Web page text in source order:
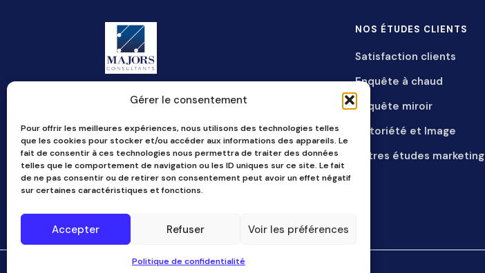
Gérer le consentement
Pour offrir les meilleures expériences, nous utilisons des technologies telles
que les cookies pour stocker et/ou accéder aux informations des appareils. Le
fait de consentir à ces technologies nous permettra de traiter des données
telles que le comportement de navigation ou les ID uniques sur ce site. Le fait
de ne pas consentir ou de retirer son consentement peut avoir un effet négatif
sur certaines caractéristiques et fonctions.
Accepter Refuser Voir les préférences
Politique de confidentialité
Cabinet spécialisé depuis 1984
01 53 81 96 02
thomas.croise@majors-consultants.com
romain.loiacono@majors-consultants.com
NOS ÉTUDES CLIENTS
Satisfaction clients
Enquête à chaud
Enquête miroir
Notoriété et Image
Autres études marketing
2026Majors Consultants Tous droits réservés